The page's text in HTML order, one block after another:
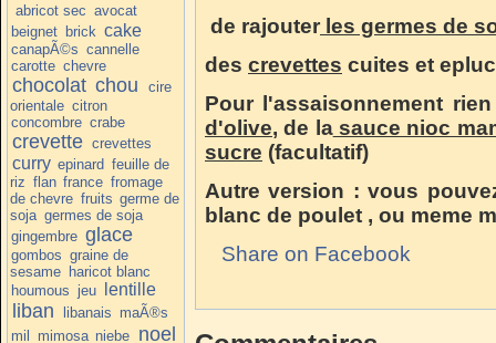
abricot sec avocat
beignet brick cake
canapÃ©s cannelle
carotte chevre
chocolat chou
cire
orientale citron
concombre crabe
crevette crevettes
curry epinard feuille de
riz flan france fromage
de chevre fruits germe de
soja germes de soja
gingembre glace
gombos graine de
sesame haricot blanc
houmous jeu lentille
liban libanais maÃ®s
mil mimosa niebe noel
de rajouter les germes de
des crevettes cuites et
Pour l'assaisonnement
d'olive, de lasauce nioc
sucre (facultatif)
Autre version : vous
blanc de poulet , ou meme
Share on Facebook